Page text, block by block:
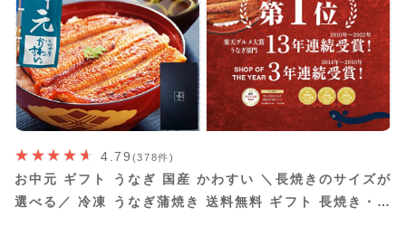
4.79 (378件)
お中元 ギフト うなぎ 国産 かわすい ＼長焼きのサイズが
選べる／ 冷凍 うなぎ蒲焼き 送料無料 ギフト 長焼き・本